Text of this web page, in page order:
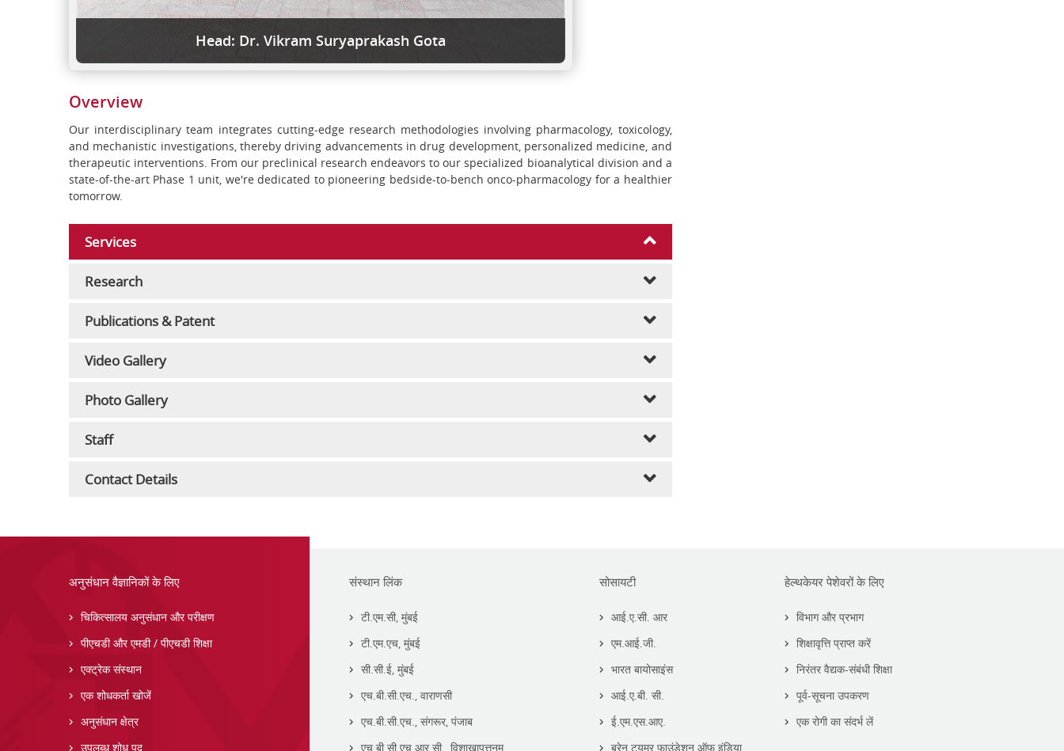
Head: Dr. Vikram Suryaprakash Gota
Overview
Our interdisciplinary team integrates cutting-edge research methodologies involving pharmacology, toxicology,
and mechanistic investigations, thereby driving advancements in drug development, personalized medicine, and
therapeutic interventions. From our preclinical research endeavors to our specialized bioanalytical division and a
state-of-the-art Phase 1 unit, we're dedicated to pioneering bedside-to-bench onco-pharmacology for a healthier
tomorrow.
Services
Research
Publications & Patent
Video Gallery
Photo Gallery
Staff
Contact Details
अनुसंधान वैज्ञानिकों के लिए
चिकित्सालय अनुसंधान और परीक्षण
पीएचडी और एमडी / पीएचडी शिक्षा
एक्ट्रेक संस्थान
एक शोधकर्ता खोजें
अनुसंधान क्षेत्र
उपलब्ध शोध पद
संस्थान लिंक
टी.एम.सी, मुंबई
टी.एम.एच, मुंबई
सी.सी.ई, मुंबई
एच.बी.सी.एच., वाराणसी
एच.बी.सी.एच., संगरूर, पंजाब
एच.बी.सी.एच.आर.सी., विशाखापत्तनम
सोसायटी
आई.ए.सी. आर
एम.आई.जी.
भारत बायोसाइंस
आई.ए.बी. सी.
ई.एम.एस.आए.
ब्रेन ट्यूमर फाउंडेशन ऑफ इंडिया
हेल्थकेयर पेशेवरों के लिए
विभाग और प्रभाग
शिक्षावृत्ति प्राप्त करें
निरंतर वैद्यक-संबंधी शिक्षा
पूर्व-सूचना उपकरण
एक रोगी का संदर्भ लें